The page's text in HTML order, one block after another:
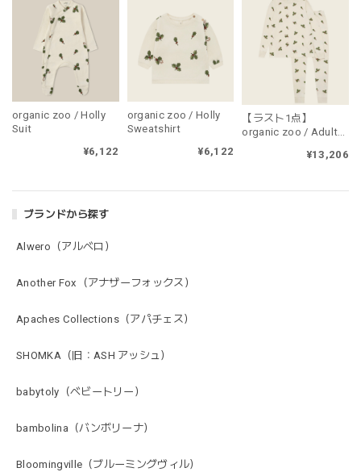
ブランドから探す
Alwero（アルベロ）
Another Fox（アナザーフォックス）
Apaches Collections（アパチェス）
SHOMKA（旧：ASH アッシュ）
babytoly（ベビートリー）
bambolina（バンボリーナ）
Bloomingville（ブルーミングヴィル）
organic zoo / Holly
Suit
¥6,122
organic zoo / Holly
Sweatshirt
¥6,122
【ラスト1点】
organic zoo / Adult
上下セット販売）¥13,206